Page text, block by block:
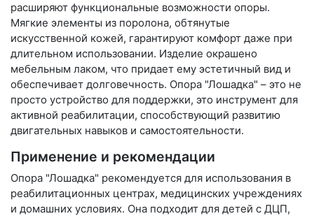
расширяют функциональные возможности опоры.
Мягкие элементы из поролона, обтянутые
искусственной кожей, гарантируют комфорт даже при
длительном использовании. Изделие окрашено
мебельным лаком, что придает ему эстетичный вид и
обеспечивает долговечность. Опора "Лошадка" – это не
просто устройство для поддержки, это инструмент для
активной реабилитации, способствующий развитию
двигательных навыков и самостоятельности.
Применение и рекомендации
Опора "Лошадка" рекомендуется для использования в
реабилитационных центрах, медицинских учреждениях
и домашних условиях. Она подходит для детей с ДЦП,